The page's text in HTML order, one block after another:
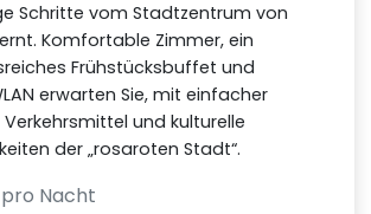
Schritte vom Stadtzentrum von
Komfortable Zimmer, ein
Frühstücksbuffet und
erwarten Sie, mit einfacher
und kulturelle
der „rosaroten Stadt“.
pro Nacht